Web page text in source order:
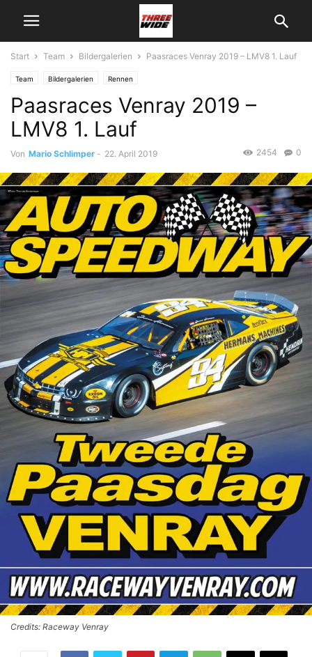
Start Team Bildergalerien Paasraces Venray 2019 – LMV8 1. Lauf
Team Bildergalerien Rennen
Paasraces Venray 2019 –
LMV8 1. Lauf
Von Mario Schlimper - 22. April 2019 0
2454
Credits: Raceway Venray